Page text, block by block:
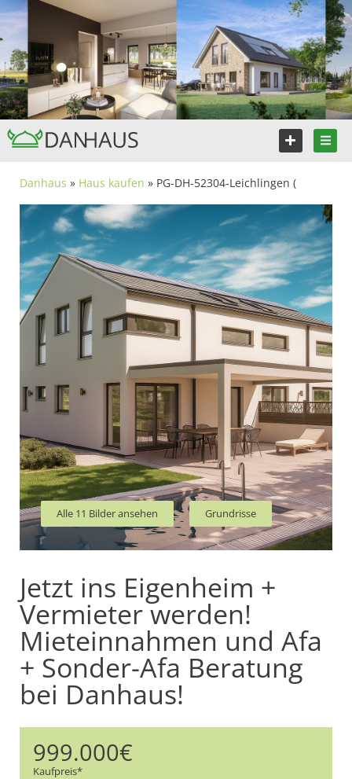
Danhaus » Haus kaufen » PG-DH-52304-Leichlingen (
Alle 11 Bilder ansehen Grundrisse
Jetzt ins Eigenheim +
Vermieter werden!
Mieteinnahmen und Afa
+ Sonder-Afa Beratung
bei Danhaus!
999.000€
Kaufpreis*